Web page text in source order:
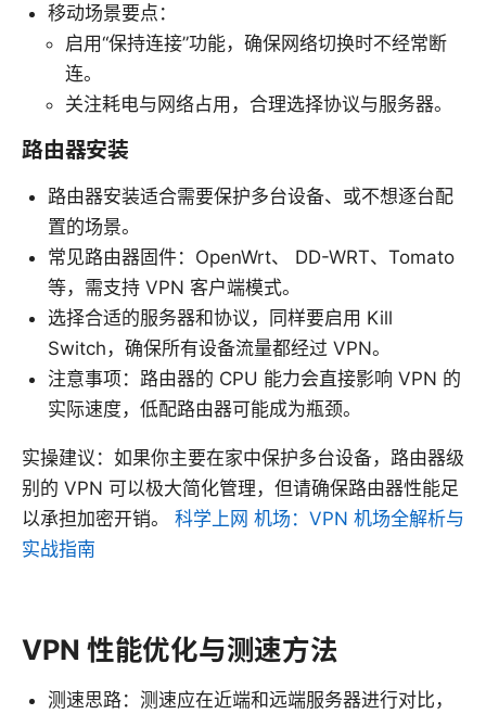
移动场景要点：
启用“保持连接”功能，确保网络切换时不经常断
连。
关注耗电与网络占用，合理选择协议与服务器。
路由器安装
路由器安装适合需要保护多台设备、或不想逐台配
置的场景。
常见路由器固件：OpenWrt、 DD-WRT、Tomato
等，需支持 VPN 客户端模式。
选择合适的服务器和协议，同样要启用 Kill
Switch，确保所有设备流量都经过 VPN。
注意事项：路由器的 CPU 能力会直接影响 VPN 的
实际速度，低配路由器可能成为瓶颈。
实操建议：如果你主要在家中保护多台设备，路由器级
别的 VPN 可以极大简化管理，但请确保路由器性能足
以承担加密开销。 科学上网 机场：VPN 机场全解析与
实战指南
VPN 性能优化与测速方法
测速思路：测速应在近端和远端服务器进行对比，